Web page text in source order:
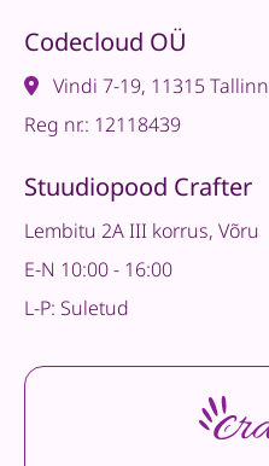
Codecloud OÜ
Vindi 7-19, 11315 Tallinn
Reg nr.: 12118439
Stuudiopood Crafter
Lembitu 2A III korrus, Võru
E-N 10:00 - 16:00
L-P: Suletud